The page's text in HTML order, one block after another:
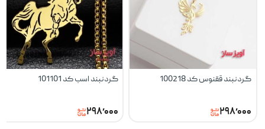
گردنبند ققنوس کد 100218
۲۹۸٬۰۰۰
گردنبند اسب کد 101101
۲۹۸٬۰۰۰